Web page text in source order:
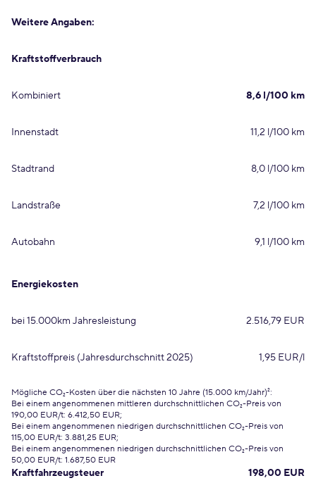
Weitere Angaben:
Kraftstoffverbrauch
Kombiniert 8,6 l/100 km
Innenstadt 11,2 l/100 km
Stadtrand 8,0 l/100 km
Landstraße 7,2 l/100 km
Autobahn 9,1 l/100 km
Energiekosten
bei 15.000km Jahresleistung 2.516,79 EUR
Kraftstoffpreis (Jahresdurchschnitt 2025) 1,95 EUR/l
Mögliche CO₂-Kosten über die nächsten 10 Jahre (15.000 km/Jahr)²:
Bei einem angenommenen mittleren durchschnittlichen CO₂-Preis von
190,00 EUR/t: 6.412,50 EUR;
Bei einem angenommenen niedrigen durchschnittlichen CO₂-Preis von
115,00 EUR/t: 3.881,25 EUR;
Bei einem angenommenen niedrigen durchschnittlichen CO₂-Preis von
50,00 EUR/t: 1.687,50 EUR
Kraftfahrzeugsteuer 198,00 EUR